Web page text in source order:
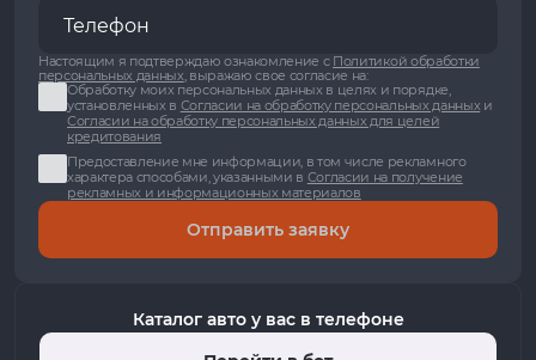
Настоящим я подтверждаю ознакомление с Политикой обработки
персональных данных, выражаю свое согласие на:
Обработку моих персональных данных в целях и порядке,
установленных в Согласии на обработку персональных данныхи
Согласии на обработку персональных данных для целей
кредитования
Предоставление мне информации, в том числе рекламного
характера способами, указанными в Согласии на получение
рекламных и информационных материалов
Отправить заявку
Каталог авто у вас в телефоне